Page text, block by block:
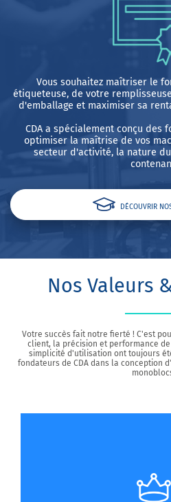
Vous souhaitez maîtriser le
étiqueteuse, de votre
d'emballage et maximiser sa
CDA a spécialement conçu des
optimiser la maîtrise de vos
secteur d'activité, la nature
DÉCOUVRIR
Nos Valeurs
Votre succès fait notre fierté ! C'est
client, la précision et performance
simplicité d'utilisation ont toujours
fondateurs de CDA dans la conception